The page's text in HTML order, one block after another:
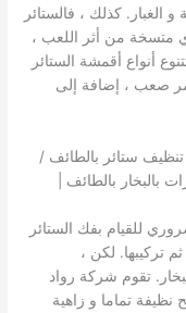
و الغبار. كذلك ، فالستائر
متسخة من أثر اللعب ،
أنواع أقمشة الستائر
أمر صعب ، إضافة إلى
ستائر بالطائف /
بالطائف |
للقيام بفك الستائر
تركيبها. لكن ،
تقوم شركة رواد
نظيفة تماما و زاهية